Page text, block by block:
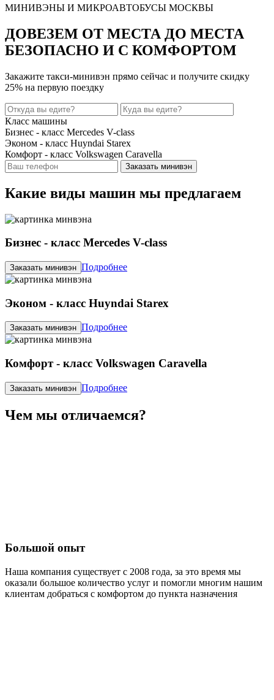
МИНИВЭНЫ И МИКРОАВТОБУСЫ МОСКВЫ
ДОВЕЗЕМ ОТ МЕСТА ДО МЕСТА
БЕЗОПАСНО И С КОМФОРТОМ
Закажите такси-минивэн прямо сейчас и получите скидку
25% на первую поездку
Класс машины
Бизнес - класс Mercedes V-class
Эконом - класс Huyndai Starex
Комфорт - класс Volkswagen Caravella
Заказать минивэн
Какие виды машин мы предлагаем
Бизнес - класс Mercedes V-class
Заказать минивэн Подробнее
Эконом - класс Huyndai Starex
Заказать минивэн Подробнее
Комфорт - класс Volkswagen Caravella
Заказать минивэн Подробнее
Чем мы отличаемся?
Большой опыт
Наша компания существует с 2008 года, за это время мы
оказали большое количество услуг и помогли многим нашим
клиентам добраться с комфортом до пункта назначения